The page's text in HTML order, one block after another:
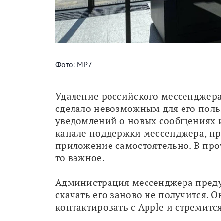
Фото: МР7
Удаление российского
сделало невозможным для его
уведомлений о новых сообщениях
канале поддержки мессенджера,
приложение самостоятельно. В
то важное.
Администрация мессенджера
скачать его заново не получится.
контактировать с Apple и